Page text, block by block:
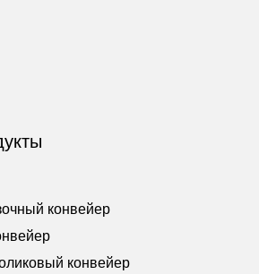
конвейер
конвейер